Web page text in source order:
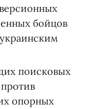
бойцов
поисковых
опорных